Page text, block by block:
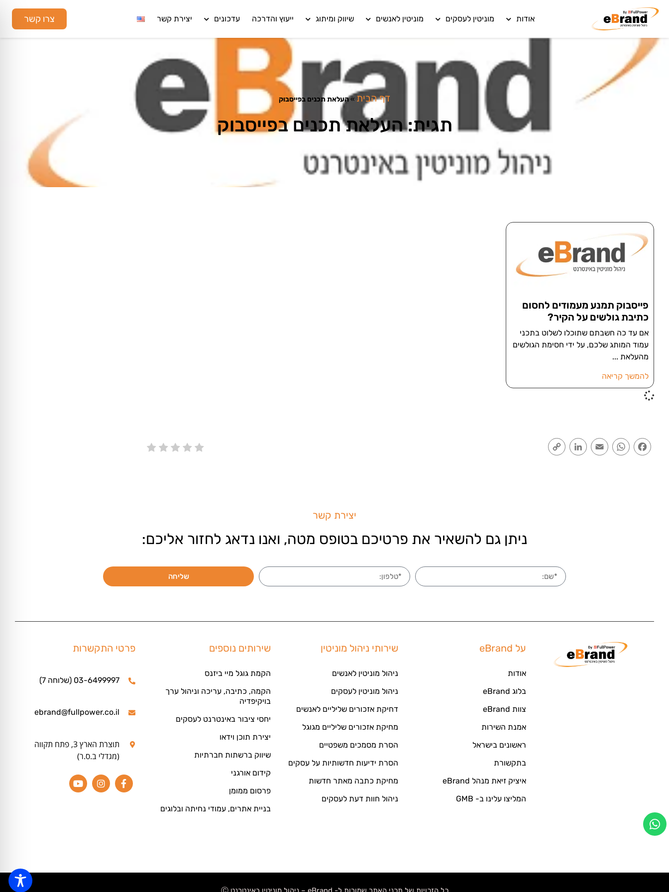
אודות מוניטין לעסקים מוניטין לאנשים שיווק ומיתוג ייעוץ והדרכה עדכונים יצירת קשר צרו קשר
דף הבית »העלאת תכנים בפייסבוק
תגית: העלאת תכנים בפייסבוק
פייסבוק תמנע מעמודים לחסום
כתיבת גולשים על הקיר?
אם עד כה חשבתם שתוכלו לשלוט בתכני
עמוד המותג שלכם, על ידי חסימת הגולשים
מהעלאת
להמשך קריאה
Facebook
WhatsApp
Email
LinkedIn
יצירת קשר
ניתן גם להשאיר את פרטיכם בטופס מטה, ואנו נדאג לחזור אליכם:
שליחה
על eBrand
אודות
בלוג eBrand
צוות eBrand
אמנת השירות
ראשונים בישראל
בתקשורת
איציק זיאת מנהל eBrand
המליצו עלינו ב- GMB
שירותי ניהול מוניטין
ניהול מוניטין לאנשים
ניהול מוניטין לעסקים
דחיקת אזכורים שליליים לאנשים
מחיקת אזכורים שליליים מגוגל
הסרת מסמכים משפטיים
הסרת ידיעות חדשותיות על עסקים
מחיקת כתבה מאתר חדשות
ניהול חוות דעת לעסקים
שירותים נוספים
הקמת גוגל מיי ביזנס
הקמה, כתיבה, עריכה וניהול ערך
בויקיפדיה
יחסי ציבור באינטרנט לעסקים
יצירת תוכן וידאו
שיווק ברשתות חברתיות
קידום אורגני
פרסום ממומן
בניית אתרים, עמודי נחיתה ובלוגים
פרטי התקשרות
03-6499997 (שלוחה 7)
ebrand@fullpower.co.il
תוצרת הארץ 3, פתח תקווה
(מגדלי ב.ס.ר)